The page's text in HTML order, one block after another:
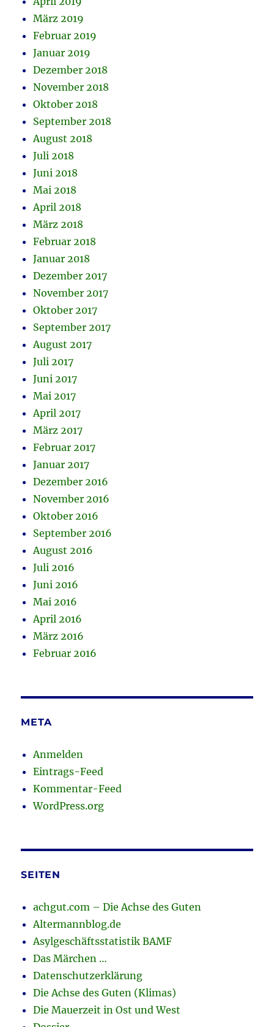
März 2019
Februar 2019
Januar 2019
Dezember 2018
November 2018
Oktober 2018
September 2018
August 2018
Juli 2018
Juni 2018
Mai 2018
April 2018
März 2018
Februar 2018
Januar 2018
Dezember 2017
November 2017
Oktober 2017
September 2017
August 2017
Juli 2017
Juni 2017
Mai 2017
April 2017
März 2017
Februar 2017
Januar 2017
Dezember 2016
November 2016
Oktober 2016
September 2016
August 2016
Juli 2016
Juni 2016
Mai 2016
April 2016
März 2016
Februar 2016
META
Anmelden
Eintrags-Feed
Kommentar-Feed
WordPress.org
SEITEN
achgut.com – Die Achse des Guten
Altermannblog.de
Asylgeschäftsstatistik BAMF
Das Märchen …
Datenschutzerklärung
Die Achse des Guten (Klimas)
Die Mauerzeit in Ost und West